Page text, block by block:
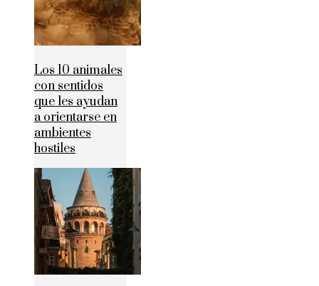
Los 10 animales
con sentidos
que les ayudan
a orientarse en
ambientes
hostiles